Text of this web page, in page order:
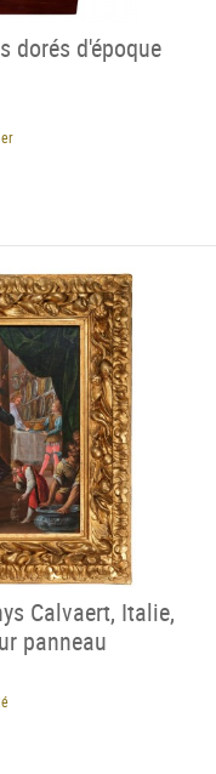
dorés d'époque
Calvaert, Italie,
panneau